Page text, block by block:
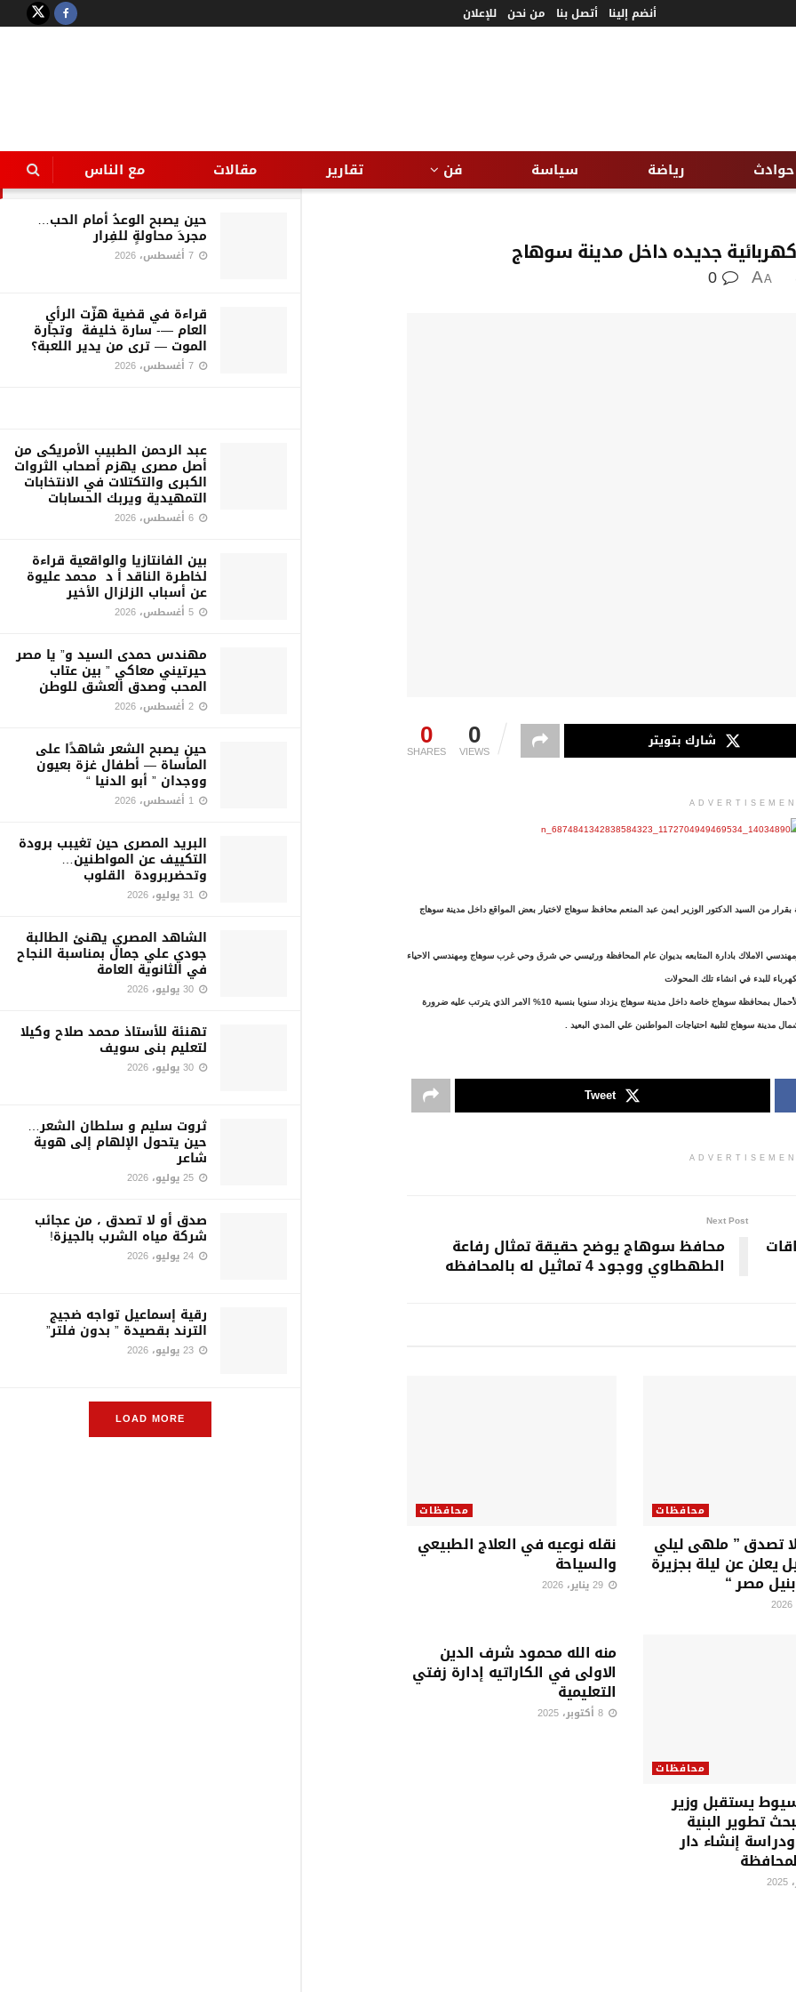
LATEST
مدينة سوهاج
حين يصبح الوعدُ أمام الحب…
مجردَ محاولةٍ للفِرار
قراءة في قضية هزّت الرأي
العام —- سارة خليفة وتجارة
الموت — ترى من يدير اللعبة؟
عبد الرحمن الطبيب الأمريكى من
أصل مصرى يهزم أصحاب الثروات
الكبرى والتكتلات في الانتخابات
التمهيدية ويربك الحسابات
بين الفانتازيا والواقعية قراءة
لخاطرة الناقد أ د محمد عليوة
عن أسباب الزلزال الأخير
مهندس حمدى السيد و” يا مصر
حيرتيني معاكي ” بين عتاب
المحب وصدق العشق للوطن
حين يصبح الشعر شاهدًا على
المأساة — أطفال غزة بعيون
ووجدان ” أبو الدنيا “
البريد المصرى حين تغيبب برودة
التكييف عن المواطنين…
وتحضربرودة القلوب
الشاهد المصري يهنئ الطالبة
جودي علي جمال بمناسبة النجاح
في الثانوية العامة
تهنئة للأستاذ محمد صلاح وكيلا
لتعليم بنى سويف
ثروت سليم و سلطان الشعر…
حين يتحول الإلهام إلى هوية
شاعر
صدق أو لا تصدق ، من عجائب
شركة مياه الشرب بالجيزة!
رقية إسماعيل تواجه ضجيج
الترند بقصيدة ” بدون فلتر”
LOAD MORE
أنضم إلينا أتصل بنا من نحن للإعلان
حوادث رياضة سياسة فن تقارير مقالات مع الناس
جديده داخل مدينة سوهاج
A
A
0
SHARES 0
VIEWS
شارك بتويتر
من السيد الدكتور الوزير ايمن عبد المنعم محافظ سوهاج لاختيار بعض المواقع داخل مدينة سوهاج
الاملاك بادارة المتابعه بديوان عام المحافظة ورئيسي حي شرق وحي غرب سوهاج ومهندسي الاحياء
للبدء في انشاء تلك المحولات
ومن جانبة قال المهندس/ مدحت عيد رئيس قطاع كهرباء سوهاج أن معدل تطور الأحمال بمحافظة سوهاج خاصة داخل مدينة سوهاج يزداد سنويا بنسبة 10% الامر الذي يترتب عليه ضرورة
مدينة سوهاج لتلبية احتياجات المواطنين علي المدي البعيد .
Tweet
Next Post
محافظ سوهاج يوضح حقيقة تمثال رفاعة
الطهطاوي ووجود 4 تماثيل له بالمحافظه
محافظات
تصدق ” ملهى ليلي
يعلن عن ليلة بجزيرة
مصر “
محافظات
نقله نوعيه في العلاج الطبيعي
والسياحة
محافظات
يستقبل وزير
تطوير البنية
ودراسة إنشاء دار
منه الله محمود شرف الدين
الاولى في الكاراتيه إدارة زفتي
التعليمية